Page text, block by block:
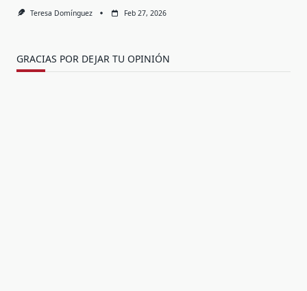
Teresa Domínguez Feb 27, 2026
GRACIAS POR DEJAR TU OPINIÓN